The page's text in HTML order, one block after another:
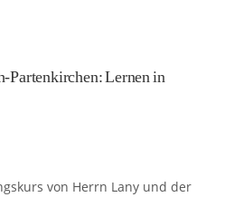
Partenkirchen: Lernen in
von Herrn Lany und der